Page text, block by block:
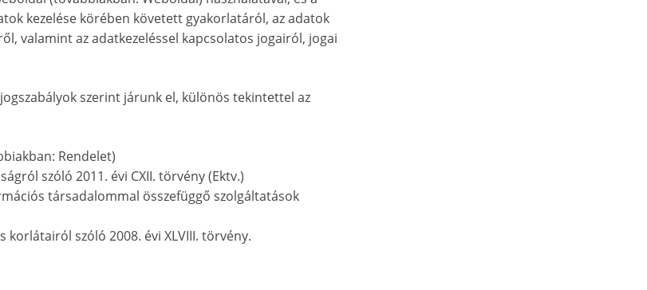
kezelése körében követett gyakorlatáról, az adatok
valamint az adatkezeléssel kapcsolatos jogairól, jogai
szerint járunk el, különös tekintettel az
Rendelet)
szóló 2011. évi CXII. törvény (Ektv.)
társadalommal összefüggő szolgáltatások
szóló 2008. évi XLVIII. törvény.